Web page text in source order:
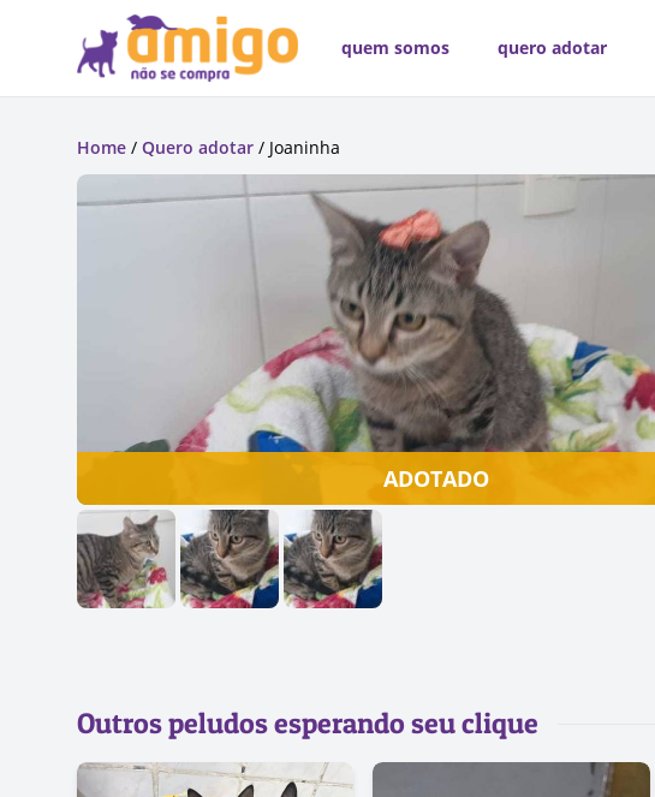
quem somos quero adotar
Home / Quero adotar / Joaninha
ADOTADO
Outros peludos esperando seu clique